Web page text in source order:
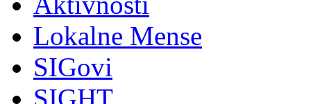
Lokalne Mense
SIGovi